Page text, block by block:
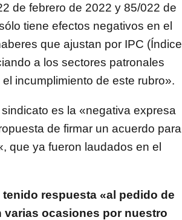
de febrero de 2022 y 85/022 de
tiene efectos negativos en el
que ajustan por IPC (Índice
a los sectores patronales
incumplimiento de este rubro».
es la «negativa expresa
de firmar un acuerdo para
que ya fueron laudados en el
respuesta «al pedido de
varias ocasiones por nuestro